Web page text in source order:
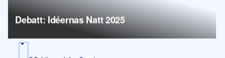
Debatt: Idéernas Natt 2025